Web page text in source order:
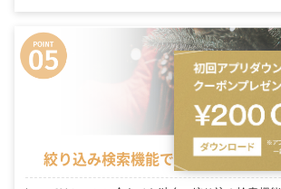
絞り込み検索機能でシーンに適切な